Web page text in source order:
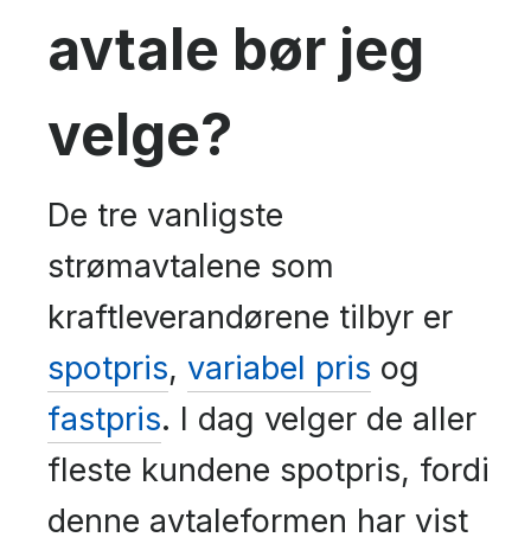
avtale bør jeg
velge?
De tre vanligste
strømavtalene som
kraftleverandørene tilbyr er
spotpris, variabel pris og
fastpris. I dag velger de aller
fleste kundene spotpris, fordi
denne avtaleformen har vist